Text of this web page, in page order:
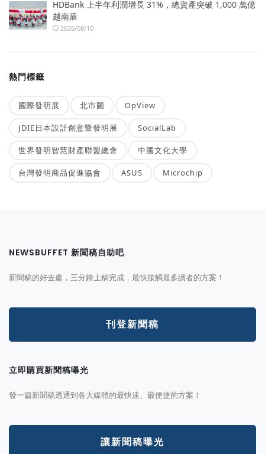
HDBank 上半年利潤增長 31%，總資產突破 1,000 萬億
越南盾
2026/08/10
熱門標籤
國際發明展 北市圖 OpView
JDIE日本設計創意暨發明展 SocialLab
世界發明智慧財產聯盟總會 中國文化大學
台灣發明商品促進協會 ASUS Microchip
NEWSBUFFET 新聞稿自助吧
新聞稿的好去處，三分鐘上稿完成，最快接觸最多讀者的方案！
刊登新聞稿
立即購買新聞稿曝光
發一篇新聞稿透通到各大媒體的最快速、最便捷的方案！
讓新聞稿曝光